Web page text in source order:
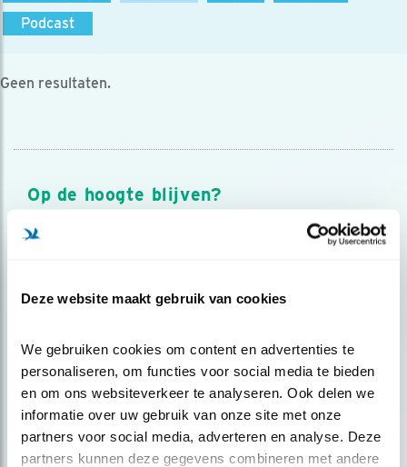
Deze website maakt gebruik van cookies
We gebruiken cookies om content en advertenties te
personaliseren, om functies voor social media te bieden
en om ons websiteverkeer te analyseren. Ook delen we
informatie over uw gebruik van onze site met onze
partners voor social media, adverteren en analyse. Deze
partners kunnen deze gegevens combineren met andere
Podcast
Geen resultaten.
Op de hoogte blijven?
Meld je aan en ontvang nieuws, inspiratie, acties en tips
over vogels en activiteiten van Vogelbescherming.